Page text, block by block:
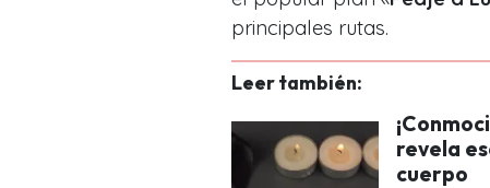
principales rutas.
Leer también:
revela
cuerpo